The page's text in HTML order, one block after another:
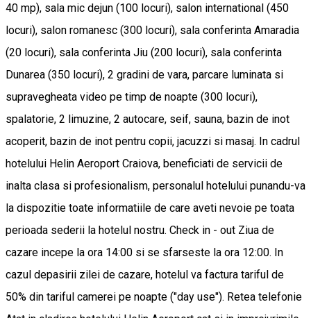
40 mp), sala mic dejun (100 locuri), salon international (450
locuri), salon romanesc (300 locuri), sala conferinta Amaradia
(20 locuri), sala conferinta Jiu (200 locuri), sala conferinta
Dunarea (350 locuri), 2 gradini de vara, parcare luminata si
supravegheata video pe timp de noapte (300 locuri),
spalatorie, 2 limuzine, 2 autocare, seif, sauna, bazin de inot
acoperit, bazin de inot pentru copii, jacuzzi si masaj. In cadrul
hotelului Helin Aeroport Craiova, beneficiati de servicii de
inalta clasa si profesionalism, personalul hotelului punandu-va
la dispozitie toate informatiile de care aveti nevoie pe toata
perioada sederii la hotelul nostru. Check in - out Ziua de
cazare incepe la ora 14:00 si se sfarseste la ora 12:00. In
cazul depasirii zilei de cazare, hotelul va factura tariful de
50% din tariful camerei pe noapte ("day use"). Retea telefonie